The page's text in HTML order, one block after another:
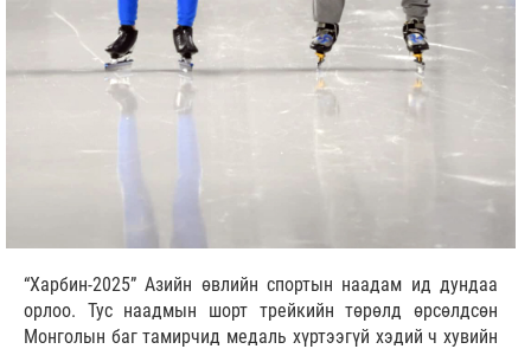
“Харбин-2025” Азийн өвлийн спортын наадам ид дундаа
орлоо. Тус наадмын шорт трейкийн төрөлд өрсөлдсөн
Монголын баг тамирчид медаль хүртээгүй хэдий ч хувийн